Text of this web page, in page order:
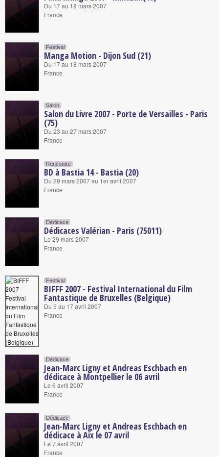
Du 17 au 18 mars 2007
France
Festival
Manga Motion - Dijon Sud (21)
Du 17 au 18 mars 2007
France
Salon
Salon du Livre 2007 - Porte de Versailles - Paris
(75)
Du 23 au 27 mars 2007
France
Rencontre
BD à Bastia 14 - Bastia (20)
Du 29 mars 2007 au 1er avril 2007
France
Dédicace
Dédicaces Valérian - Paris (75011)
Le 29 mars 2007
France
Festival
BIFFF 2007 - Festival International du Film
Fantastique de Bruxelles (Belgique)
Du 5 au 17 avril 2007
France
Dédicace
Jean-Marc Ligny et Andreas Eschbach en
dédicace à Montpellier le 06 avril
Le 6 avril 2007
France
Dédicace
Jean-Marc Ligny et Andreas Eschbach en
dédicace à Aix le 07 avril
Le 7 avril 2007
France